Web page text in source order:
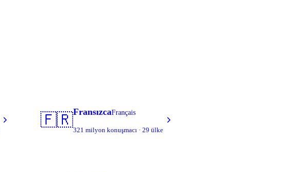
🇫🇷FransızcaFrançais
321 milyon konuşmacı · 29 ülke